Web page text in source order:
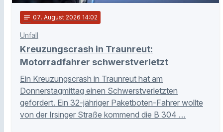
notes 07. August 2026 14:02
Unfall
Kreuzungscrash in Traunreut:
Motorradfahrer schwerstverletzt
Ein Kreuzungscrash in Traunreut hat am
Donnerstagmittag einen Schwerstverletzten
gefordert. Ein 32-jähriger Paketboten-Fahrer wollte
von der Irsinger Straße kommend die B 304 …